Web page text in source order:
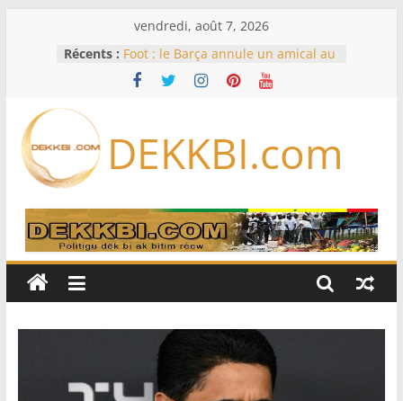
vendredi, août 7, 2026
Récents : Foot : le Barça annule un amical au
Maroc après la crise migratoire de
Ceuta
2026 : Le secteur confirme sa
dynamique
formés à la planification
Code de la famille, cadis et égalité
devant la loi : Dar Al Istiqaamah
soumet ses doléances au ministre
Assemblée nationale : trois projets
menu de la session extraordinaire,
DEKKBI.com